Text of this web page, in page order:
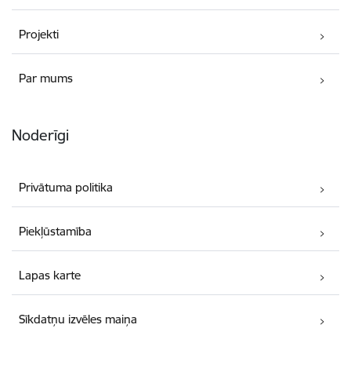
Projekti
Par mums
Noderīgi
Privātuma politika
Piekļūstamība
Lapas karte
Sīkdatņu izvēles maiņa